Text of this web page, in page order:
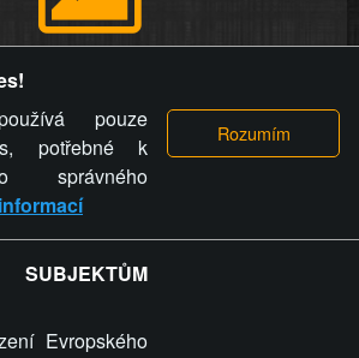
které se toto opatření provozovatele
která umístila fotografii nebo video na
důvodu odstranění fotografie, videa nebo
výše uvedenou okolnost uplatnit vůči
žádný nárok na náhradu škody nebo
nemajetkové újmy.
- Svět není zvrácenej. To jen
ty lidi...
pouze
potřebné k
správného
Evropského